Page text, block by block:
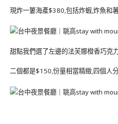
現炸一簍海產$380,包括炸蝦,炸魚和
甜點我們選了左邊的法芙娜橙香巧克
二個都是$150,份量相當精緻,四個人